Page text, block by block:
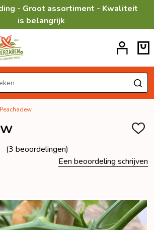
- Groot assortiment - Kwaliteit
is belangrijk
Peachadew
(3 beoordelingen)
Een beoordeling schrijven